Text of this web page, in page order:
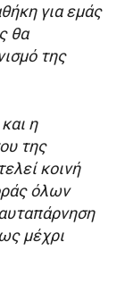
για εμάς
θα
της
η
της
κοινή
όλων
μέχρι